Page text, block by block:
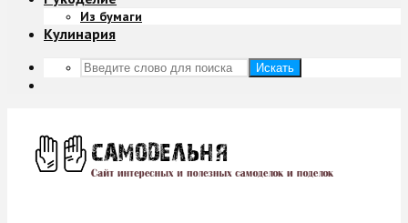
Из бумаги
Кулинария
Искать